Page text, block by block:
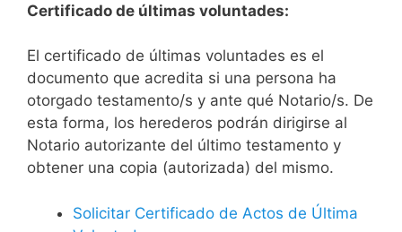
Certificado de últimas voluntades:
El certificado de últimas voluntades es el
documento que acredita si una persona ha
otorgado testamento/s y ante qué Notario/s. De
esta forma, los herederos podrán dirigirse al
Notario autorizante del último testamento y
obtener una copia (autorizada) del mismo.
Solicitar Certificado de Actos de Última